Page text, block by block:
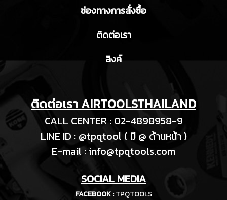
ช่องทางการสั่งซื้อ
ติดต่อเรา
ลิงค์
ติดต่อเรา AIRTOOLSTHAILAND
CALL CENTER : 02-4898958-9
LINE ID : @tpqtool ( มี @ ด้านหน้า )
E-mail :info@tpqtools.com
SOCIAL MEDIA
FACEBOOK : TPQTOOLS